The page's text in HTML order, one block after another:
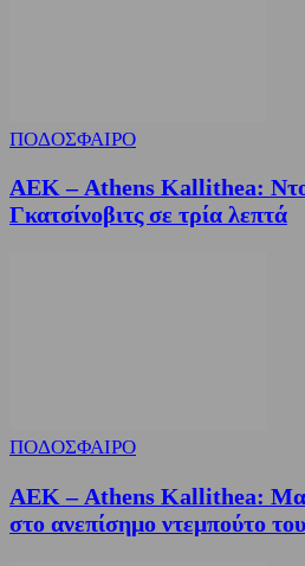
ΠΟΔΟΣΦΑΙΡΟ
ΑΕΚ – Athens Kallithea:
Γκατσίνοβιτς σε τρία λεπτά
ΠΟΔΟΣΦΑΙΡΟ
ΑΕΚ – Athens Kallithea:
στο ανεπίσημο ντεμπούτο του